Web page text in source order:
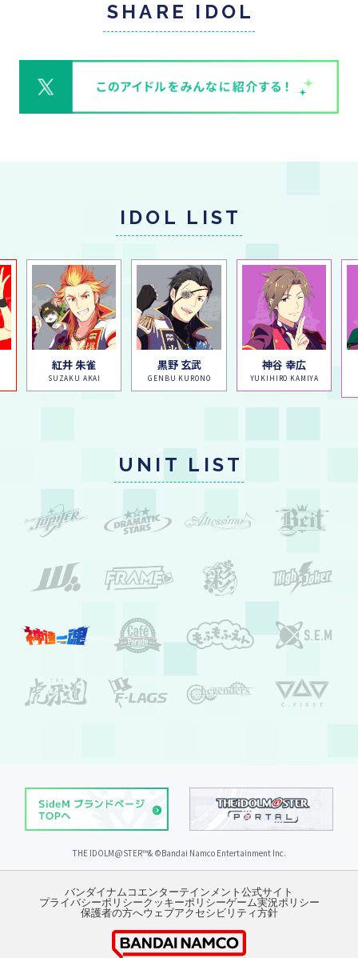
SHARE IDOL
IDOL LIST
紅井 朱雀
SUZAKU AKAI
黒野 玄武
GENBU KURONO
神谷 幸広
YUKIHIRO KAMIYA
UNIT LIST
THE IDOLM@STER™& ©︎Bandai Namco Entertainment Inc.
バンダイナムコエンターテインメント公式サイト
プライバシーポリシークッキーポリシーゲーム実況ポリシー
保護者の方へウェブアクセシビリティ方針